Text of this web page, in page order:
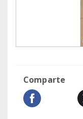
Comparte